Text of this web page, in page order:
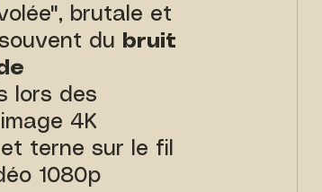
brutale et
du bruit
lors des
4K
terne sur le fil
1080p